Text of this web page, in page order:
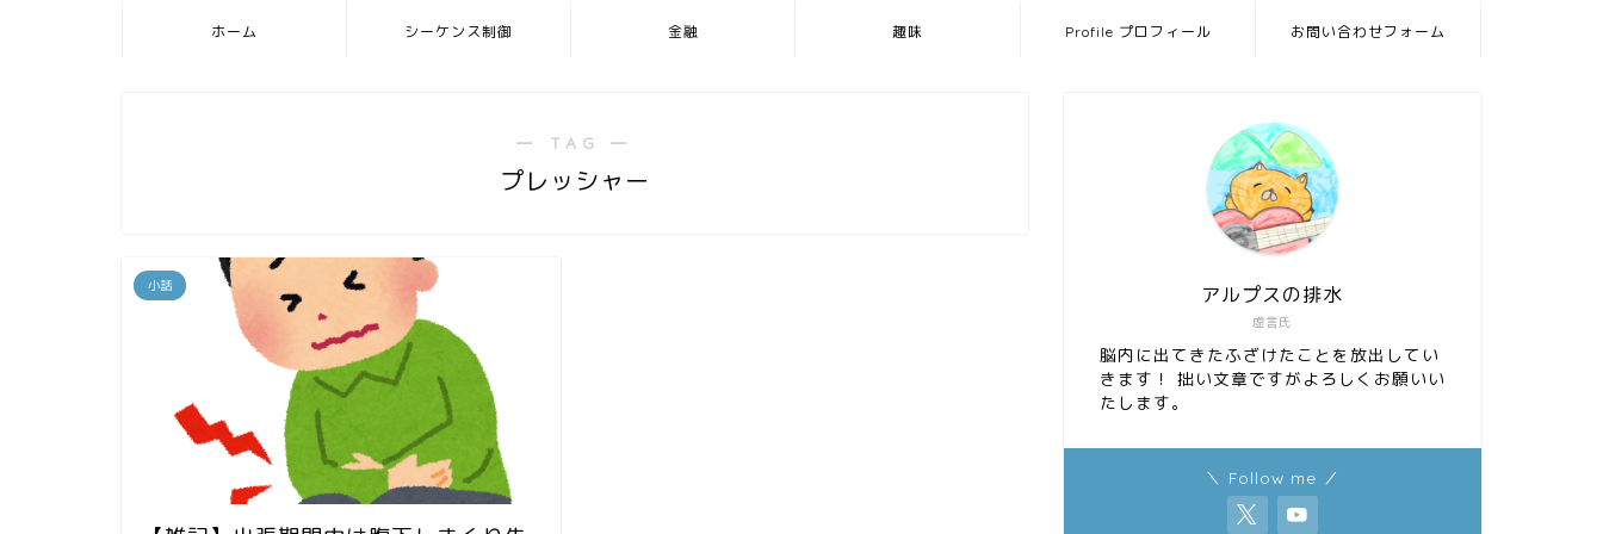
ホーム シーケンス制御 金融 趣味 Profile プロフィール お問い合わせフォーム
― TAG ―
プレッシャー
小話
虚言氏
アルプスの排水
脳内に出てきたふざけたことを放出してい
きます！ 拙い文章ですがよろしくお願いい
たします。
＼ Follow me ／